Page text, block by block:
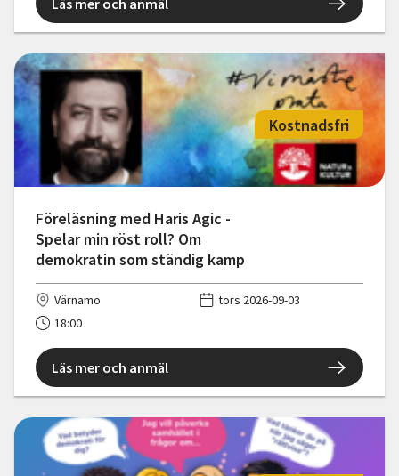
Läs mer och anmäl
Föreläsning med Haris Agic -
Spelar min röst roll? Om
demokratin som ständig kamp
Kostnadsfri
Värnamo
tors 2026-09-03
18:00
Läs mer och anmäl